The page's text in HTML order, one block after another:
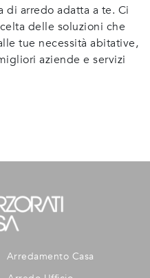
di arredo adatta a te. Ci
delle soluzioni che
tue necessità abitative,
aziende e servizi
Arredamento Casa